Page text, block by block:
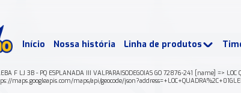
Início Nossa história Linha de produtos
F LJ 3B - PQ ESPLANADA III VALPARAISODEGOIAS GO 72876-241 [name] =>
maps.googleapis.com/maps/api/geocode/